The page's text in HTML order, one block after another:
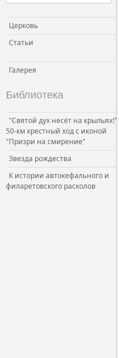
Церковь
Статьи
Галерея
Библиотека
"Святой дух несёт на крыльях!"
50-км крестный ход с иконой
"Призри на смирение"
Звезда рождества
К истории автокефального и
филаретовского расколов